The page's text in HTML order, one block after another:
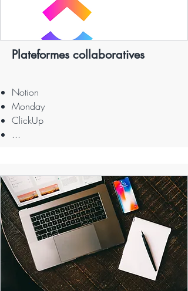
Plateformes collaboratives
Notion
Monday
ClickUp
...